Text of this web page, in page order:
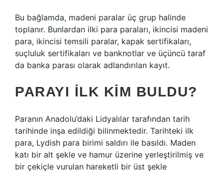
Bu bağlamda, madeni paralar üç grup halinde
toplanır. Bunlardan ilki para paraları, ikincisi madeni
para, ikincisi temsili paralar, kapak sertifikaları,
suçluluk sertifikaları ve banknotlar ve üçüncü taraf
da banka parası olarak adlandırılan kayıt.
PARAYI ILK KIM BULDU?
Paranın Anadolu’daki Lidyalılar tarafından tarih
tarihinde inşa edildiği bilinmektedir. Tarihteki ilk
para, Lydish para birimi saldırı ile basıldı. Maden
katı bir alt şekle ve hamur üzerine yerleştirilmiş ve
bir çekiçle vurulan hareketli bir üst şekle